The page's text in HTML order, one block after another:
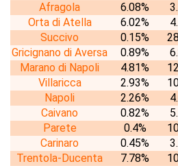
Afragola
6.08%
Orta di Atella
6.02%
Succivo
0.15%
Gricignano di Aversa
0.89%
Marano di Napoli
4.81%
Villaricca
2.93%
Napoli
2.26%
Caivano
0.82%
Parete
0.4%
Carinaro
0.45%
Trentola-Ducenta
7.78%